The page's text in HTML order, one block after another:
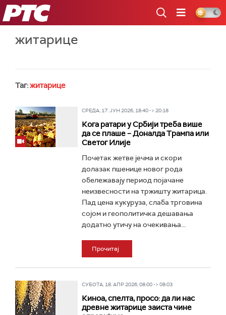
РТС
житарице
Таг:житарице
СРЕДА, 17. ЈУН 2026, 18:40 -> 20:18
Кога ратари у Србији треба више
да се плаше – Доналда Трампа или
Светог Илије
Почетак жетве јечма и скори
долазак пшенице новог рода
обележавају период појачане
неизвесности на тржишту житарица.
Пад цена кукуруза, слаба трговина
сојом и геополитичка дешавања
додатно утичу на очекивања...
Прочитај
СУБОТА, 18. АПР 2026, 08:00 -> 08:03
Киноа, спелта, просо: да ли нас
древне житарице заиста чине